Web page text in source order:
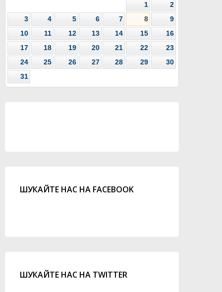
1
2
3
4 5 6 7 8
9
10
11 12 13 14 15
16
17
18 19 20 21 22
23
24
25 26 27 28 29
30
31
ШУКАЙТЕ НАС НА FACEBOOK
ШУКАЙТЕ НАС НА TWITTER